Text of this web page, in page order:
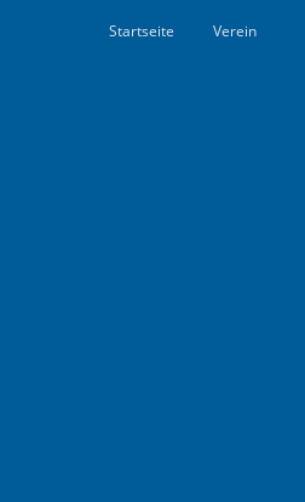
Startseite Verein